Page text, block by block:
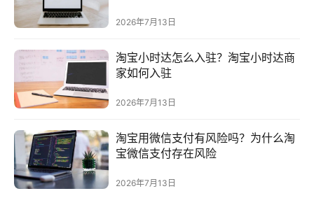
观
察
电
商
运
直
播
带
登录 注册
2026年7月13日
淘宝小时达怎么入驻？淘宝小时达商
家如何入驻
2026年7月13日
淘宝用微信支付有风险吗？为什么淘
宝微信支付存在风险
2026年7月13日